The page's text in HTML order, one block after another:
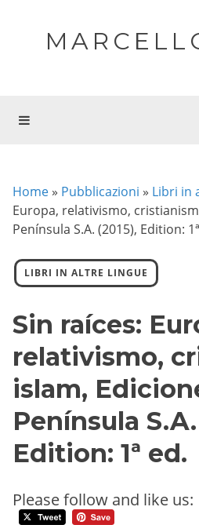
Home » Pubblicazioni » Libri in
Europa, relativismo,
Península S.A. (2015), Edition:
LIBRI IN ALTRE LINGUE
Sin raíces:
relativismo,
islam,
Península S.A.
Edition: 1ª ed.
Please follow and like us: